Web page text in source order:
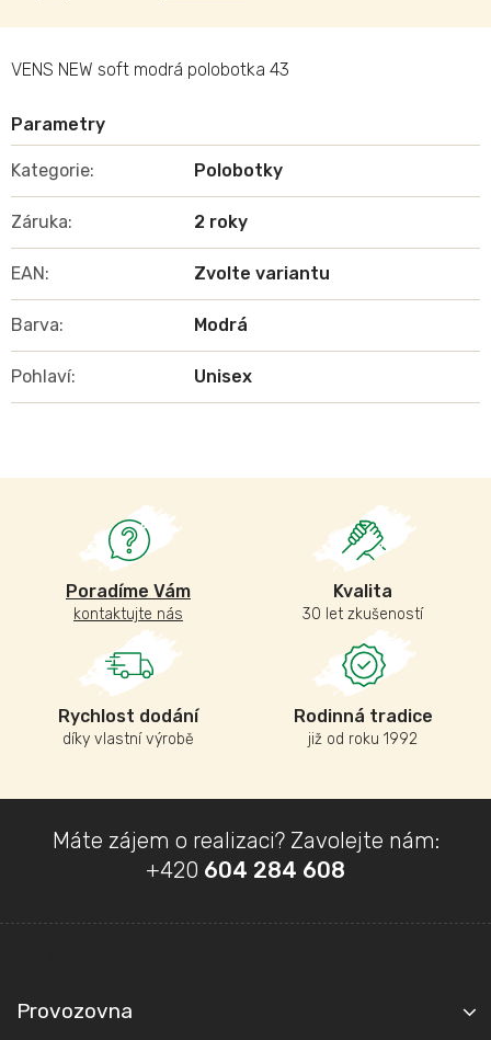
Poradíme Vám
kontaktujte nás
Kvalita
30 let zkušeností
Rychlost dodání
díky vlastní výrobě
Rodinná tradice
již od roku 1992
VENS NEW soft modrá polobotka 43
Kategorie: Polobotky
Záruka: 2 roky
EAN: Zvolte variantu
Barva: Modrá
Pohlaví: Unisex
a
Máte zájem o realizaci? Zavolejte nám:
+420 604 284 608
Provozovna